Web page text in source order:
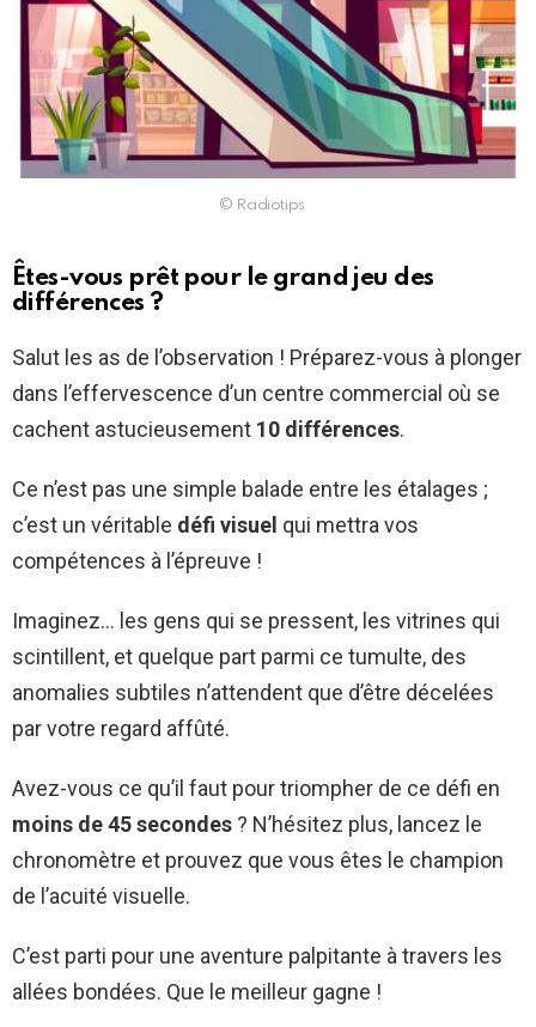
© Radiotips
Êtes-vous prêt pour le grand jeu des
différences ?
Salut les as de l’observation ! Préparez-vous à plonger
dans l’effervescence d’un centre commercial où se
cachent astucieusement 10 différences.
Ce n’est pas une simple balade entre les étalages ;
c’est un véritable défi visuel qui mettra vos
compétences à l’épreuve !
Imaginez… les gens qui se pressent, les vitrines qui
scintillent, et quelque part parmi ce tumulte, des
anomalies subtiles n’attendent que d’être décelées
par votre regard affûté.
Avez-vous ce qu’il faut pour triompher de ce défi en
moins de 45 secondes ? N’hésitez plus, lancez le
chronomètre et prouvez que vous êtes le champion
de l’acuité visuelle.
C’est parti pour une aventure palpitante à travers les
allées bondées. Que le meilleur gagne !